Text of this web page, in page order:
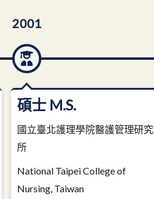
2001
碩士 M.S.
國立臺北護理學院醫護管理研究
所
National Taipei College of
Nursing, Taiwan